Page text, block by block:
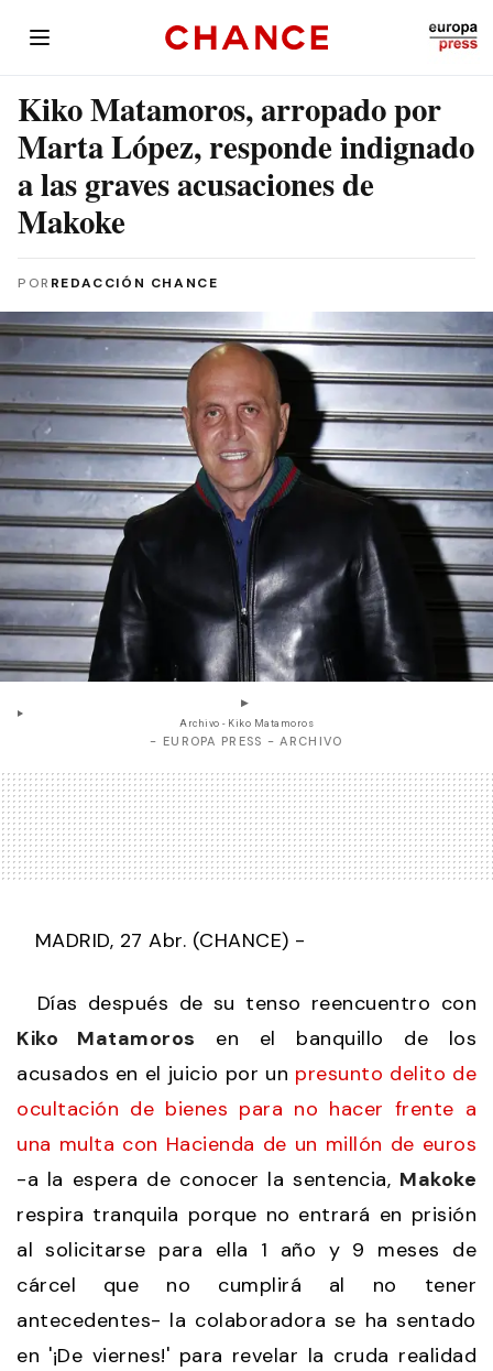
Kiko Matamoros, arropado por
Marta López, responde indignado
a las graves acusaciones de
Makoke
POR REDACCIÓN CHANCE
Archivo - Kiko Matamoros
- EUROPA PRESS - ARCHIVO
MADRID, 27 Abr. (CHANCE) -
Días después de su tenso reencuentro con
Kiko Matamoros en el banquillo de los
acusados en el juicio por un presunto delito de
ocultación de bienes para no hacer frente a
una multa con Hacienda de un millón de euros
-a la espera de conocer la sentencia, Makoke
respira tranquila porque no entrará en prisión
al solicitarse para ella 1 año y 9 meses de
cárcel que no cumplirá al no tener
antecedentes- la colaboradora se ha sentado
en '¡De viernes!' para revelar la cruda realidad